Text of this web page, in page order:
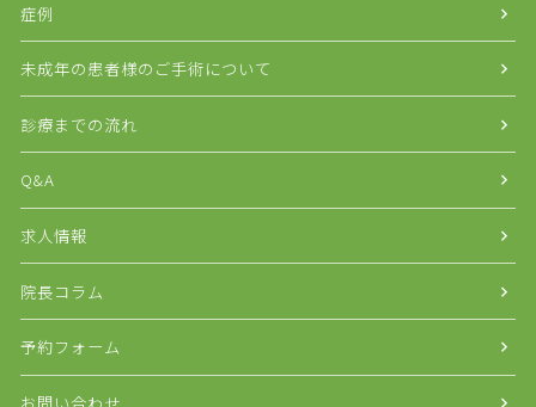
症例
未成年の患者様のご手術について
診療までの流れ
Q&A
求人情報
院長コラム
予約フォーム